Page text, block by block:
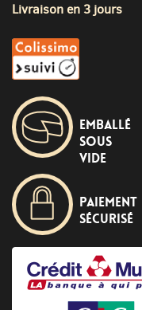
Livraison en 3 jours
Emballé
sous
vide
Paiement
sécurisé